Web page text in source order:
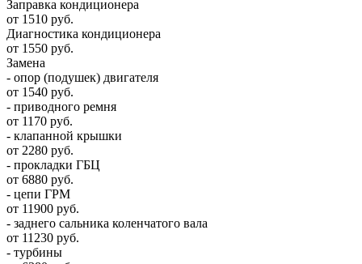
Заправка кондиционера
от 1510 руб.
Диагностика кондиционера
от 1550 руб.
Замена
- опор (подушек) двигателя
от 1540 руб.
- приводного ремня
от 1170 руб.
- клапанной крышки
от 2280 руб.
- прокладки ГБЦ
от 6880 руб.
- цепи ГРМ
от 11900 руб.
- заднего сальника коленчатого вала
от 11230 руб.
- турбины